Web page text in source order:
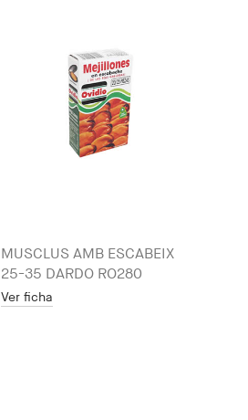
MUSCLUS AMB ESCABEIX
25-35 DARDO RO280
Ver ficha